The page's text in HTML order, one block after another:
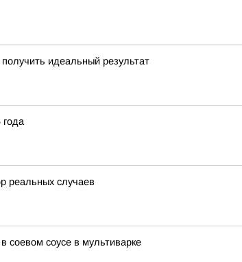
идеальный результат
реальных случаев
соевом соусе в мультиварке